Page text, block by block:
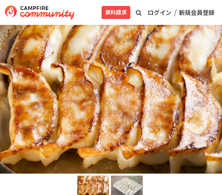
ログイン / 新規会員登録
資料請求